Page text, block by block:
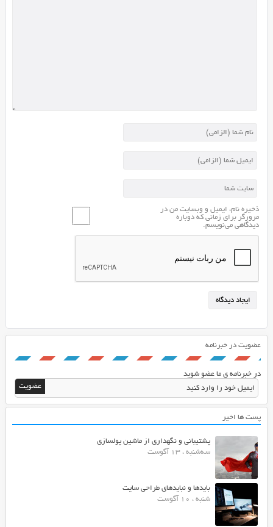
ذخیره نام، ایمیل و وبسایت من در
مرورگر برای زمانی که دوباره
دیدگاهی می‌نویسم.
عضویت در خبرنامه
در خبرنامه ی ما عضو شوید
پست ها اخیر
پشتیبانی و نگهداری از ماشین پولسازی
سه‌شنبه ، 13 آگوست
بایدها و نبایدهای طراحی سایت
شنبه ، 10 آگوست